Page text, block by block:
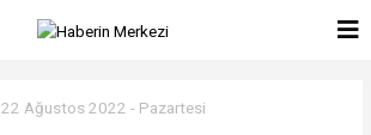
22 Ağustos 2022 - Pazartesi